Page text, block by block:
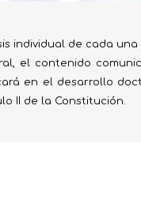
individual de cada
el contenido
en el desarrollo
II de la Constitución.